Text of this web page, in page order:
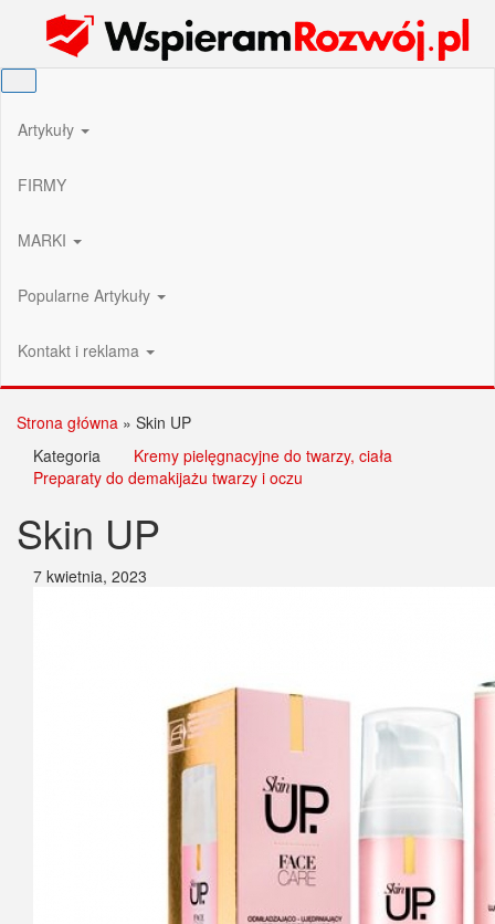
Wspieram Rozwój PL
Artykuły
FIRMY
MARKI
Popularne Artykuły
Kontakt i reklama
Strona główna » Skin UP
Kategoria
Kremy pielęgnacyjne do twarzy, ciała
Preparaty do demakijażu twarzy i oczu
Skin UP
7 kwietnia, 2023